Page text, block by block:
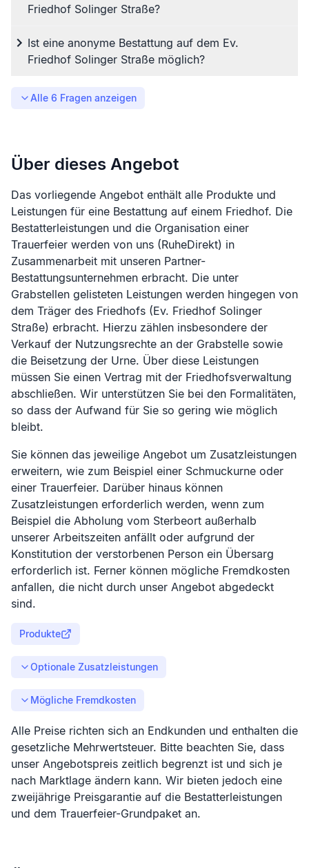
Friedhof Solinger Straße?
Ist eine anonyme Bestattung auf dem Ev.
Friedhof Solinger Straße möglich?
Alle 6 Fragen anzeigen
Über dieses Angebot
Das vorliegende Angebot enthält alle Produkte und
Leistungen für eine Bestattung auf einem Friedhof. Die
Bestatterleistungen und die Organisation einer
Trauerfeier werden von uns (RuheDirekt) in
Zusammenarbeit mit unseren Partner-
Bestattungsunternehmen erbracht. Die unter
Grabstellen gelisteten Leistungen werden hingegen von
dem Träger des Friedhofs (Ev. Friedhof Solinger
Straße) erbracht. Hierzu zählen insbesondere der
Verkauf der Nutzungsrechte an der Grabstelle sowie
die Beisetzung der Urne. Über diese Leistungen
müssen Sie einen Vertrag mit der Friedhofsverwaltung
abschließen. Wir unterstützen Sie bei den Formalitäten,
so dass der Aufwand für Sie so gering wie möglich
bleibt.
Sie können das jeweilige Angebot um Zusatzleistungen
erweitern, wie zum Beispiel einer Schmuckurne oder
einer Trauerfeier. Darüber hinaus können
Zusatzleistungen erforderlich werden, wenn zum
Beispiel die Abholung vom Sterbeort außerhalb
unserer Arbeitszeiten anfällt oder aufgrund der
Konstitution der verstorbenen Person ein Übersarg
erforderlich ist. Ferner können mögliche Fremdkosten
anfallen, die nicht durch unser Angebot abgedeckt
sind.
Produkte
Optionale Zusatzleistungen
Mögliche Fremdkosten
Alle Preise richten sich an Endkunden und enthalten die
gesetzliche Mehrwertsteuer. Bitte beachten Sie, dass
unser Angebotspreis zeitlich begrenzt ist und sich je
nach Marktlage ändern kann. Wir bieten jedoch eine
zweijährige Preisgarantie auf die Bestatterleistungen
und dem Trauerfeier-Grundpaket an.